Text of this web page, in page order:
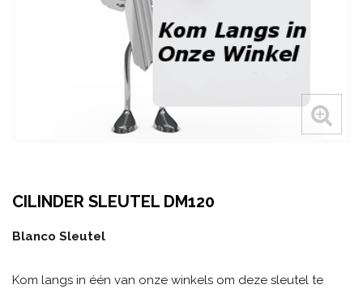
CILINDER SLEUTEL DM120
Blanco Sleutel
Kom langs in één van onze winkels om deze sleutel te